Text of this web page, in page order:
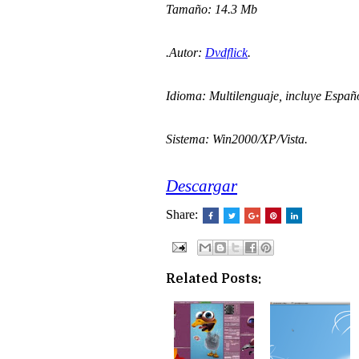
Tamaño: 14.3 Mb
.Autor: Dvdflick.
Idioma: Multilenguaje, incluye
Sistema: Win2000/XP/Vista.
Descargar
Share:
Related Posts: